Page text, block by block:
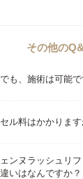
その他の
も、施術は可能で
ル料はかかります
ンヌラッシュリ
いはなんですか？